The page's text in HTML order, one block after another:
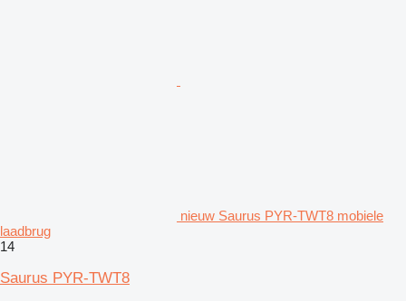
nieuw Saurus PYR-TWT8 mobiele
laadbrug
14
Saurus PYR-TWT8